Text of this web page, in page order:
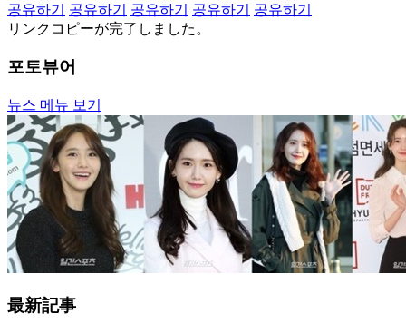
공유하기
공유하기 공유하기 공유하기
공유하기
リンクコピーが完了しました。
포토뷰어
뉴스 메뉴 보기
最新記事